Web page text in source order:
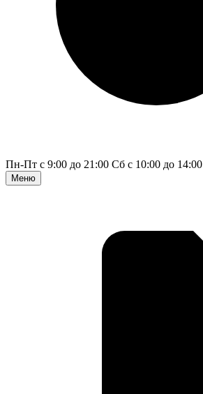
Пн-Пт с 9:00 до 21:00 Сб с 10:00 до 14:00
Меню